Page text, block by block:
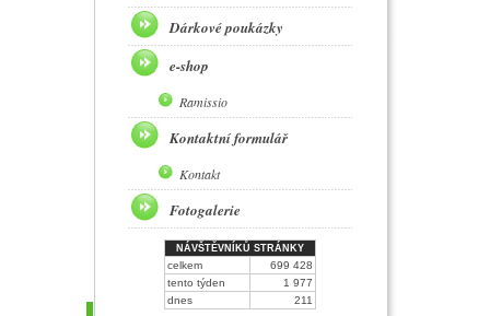
Dárkové poukázky
e-shop
Ramissio
Kontaktní formulář
Kontakt
Fotogalerie
NÁVŠTĚVNÍKŮ STRÁNKY
celkem
699 428
tento týden
1 977
dnes
211